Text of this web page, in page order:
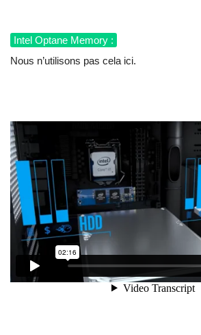
Intel Optane Memory :
Nous n’utilisons pas cela ici.